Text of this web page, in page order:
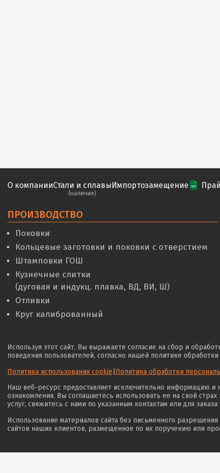
О компанииСтали и сплавы
(наличие)
Импортозамещение
ПРОИЗВОДСТВО
Поковки
Кольцевые заготовки и поковки с отверстием
Штамповки ГОШ
Кузнечные слитки
(дуговая и индукц. плавка, ВД, ВИ, Ш)
Отливки
Круг калиброванный
Используя этот сайт, Вы выражаете согласие на сбор и
поведения пользователей, согласно нашей политике
Политика использования cookie Политика обработки
Наш веб-ресурс предоставляет исключительно информацию и
ознакомления. Вы соглашаетесь использовать ее на свой
услуг, свяжитесь с нами по указанным контактам или для
Использование материалов сайта без письменного
сайтов наших клиентов, размещенное по их поручению или